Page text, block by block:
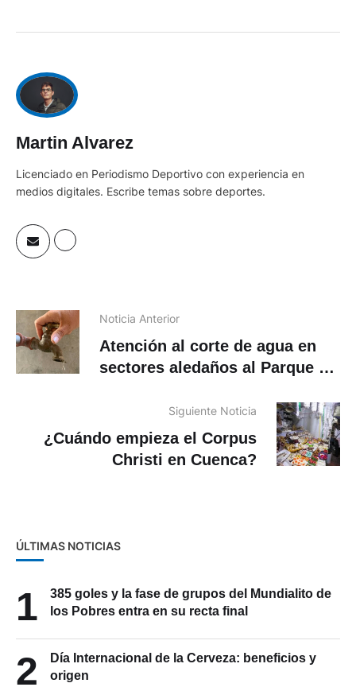
Martin Alvarez
Licenciado en Periodismo Deportivo con experiencia en
medios digitales. Escribe temas sobre deportes.
Atención al corte de agua en
sectores aledaños al Parque de
las Américas
¿Cuándo empieza el Corpus
Christi en Cuenca?
1
los Pobres entra en su recta final
2
Día Internacional de la Cerveza: beneficios y
origen